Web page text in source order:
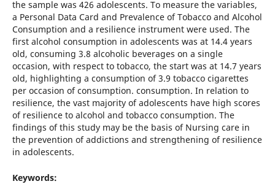
the sample was 426 adolescents. To measure the variables,
a Personal Data Card and Prevalence of Tobacco and Alcohol
Consumption and a resilience instrument were used. The
first alcohol consumption in adolescents was at 14.4 years
old, consuming 3.8 alcoholic beverages on a single
occasion, with respect to tobacco, the start was at 14.7 years
old, highlighting a consumption of 3.9 tobacco cigarettes
per occasion of consumption. consumption. In relation to
resilience, the vast majority of adolescents have high scores
of resilience to alcohol and tobacco consumption. The
findings of this study may be the basis of Nursing care in
the prevention of addictions and strengthening of resilience
in adolescents.
Keywords: